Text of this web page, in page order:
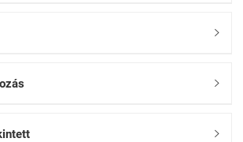


